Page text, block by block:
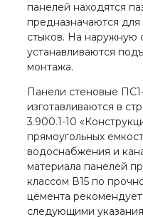
панелей находятся
предназначаются
стыков. На наружную
устанавливаются
монтажа.
Панели стеновые
изготавливаются в
3.900.1-10
прямоугольных
водоснабжения и
материала панелей
классом В15 по
цемента
следующими